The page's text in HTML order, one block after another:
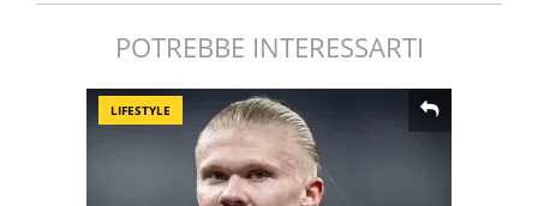
POTREBBE INTERESSARTI
LIFESTYLE